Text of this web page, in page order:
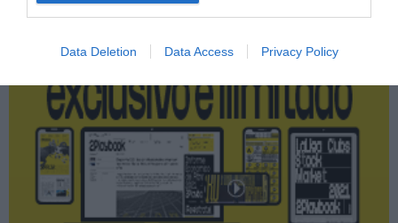
Data Deletion Data Access Privacy Policy